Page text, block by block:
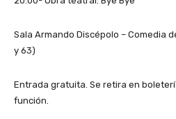
Sala Armando Discépolo – Comedia
y 63)
Entrada gratuita. Se retira en
función.